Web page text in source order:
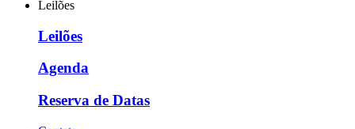
Leilões
Leilões
Agenda
Reserva de Datas